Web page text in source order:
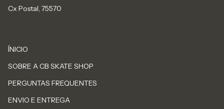
Cx Postal, 75570
ÍNICIO
SOBRE A CB SKATE SHOP
PERGUNTAS FREQUENTES
ENVIO E ENTREGA